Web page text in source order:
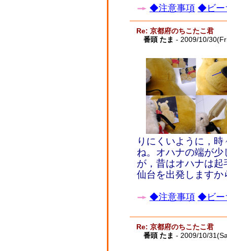
◆注意事項 ◆ビー
Re: 京都府のちこたこ君
番頭 たま - 2009/10/
りにくいように，
ね。オハナの端が
が，昔はオハナは
仙台を出発しますか
◆注意事項 ◆ビー
Re: 京都府のちこたこ君
番頭 たま - 2009/10/